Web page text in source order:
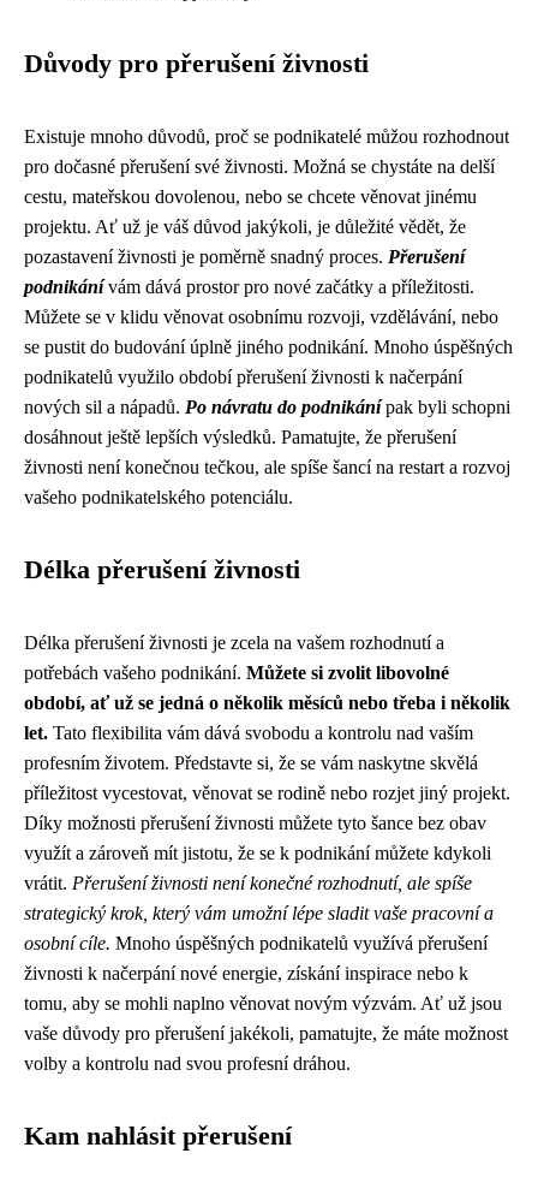
Důvody pro přerušení živnosti
Existuje mnoho důvodů, proč se podnikatelé můžou rozhodnout
pro dočasné přerušení své živnosti. Možná se chystáte na delší
cestu, mateřskou dovolenou, nebo se chcete věnovat jinému
projektu. Ať už je váš důvod jakýkoli, je důležité vědět, že
pozastavení živnosti je poměrně snadný proces. Přerušení
podnikánívám dává prostor pro nové začátky a příležitosti.
Můžete se v klidu věnovat osobnímu rozvoji, vzdělávání, nebo
se pustit do budování úplně jiného podnikání. Mnoho úspěšných
podnikatelů využilo období přerušení živnosti k načerpání
nových sil a nápadů. Po návratu do podnikánípak byli schopni
dosáhnout ještě lepších výsledků. Pamatujte, že přerušení
živnosti není konečnou tečkou, ale spíše šancí na restart a rozvoj
vašeho podnikatelského potenciálu.
Délka přerušení živnosti
Délka přerušení živnosti je zcela na vašem rozhodnutí a
potřebách vašeho podnikání. Můžete si zvolit libovolné
období, ať už se jedná o několik měsíců nebo třeba i několik
let. Tato flexibilita vám dává svobodu a kontrolu nad vaším
profesním životem. Představte si, že se vám naskytne skvělá
příležitost vycestovat, věnovat se rodině nebo rozjet jiný projekt.
Díky možnosti přerušení živnosti můžete tyto šance bez obav
využít a zároveň mít jistotu, že se k podnikání můžete kdykoli
vrátit. Přerušení živnosti není konečné rozhodnutí, ale spíše
strategický krok, který vám umožní lépe sladit vaše pracovní a
osobní cíle. Mnoho úspěšných podnikatelů využívá přerušení
živnosti k načerpání nové energie, získání inspirace nebo k
tomu, aby se mohli naplno věnovat novým výzvám. Ať už jsou
vaše důvody pro přerušení jakékoli, pamatujte, že máte možnost
volby a kontrolu nad svou profesní dráhou.
Kam nahlásit přerušení